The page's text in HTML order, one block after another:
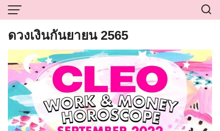
Skip
to
content
ดวงเงินกันยายน 2565